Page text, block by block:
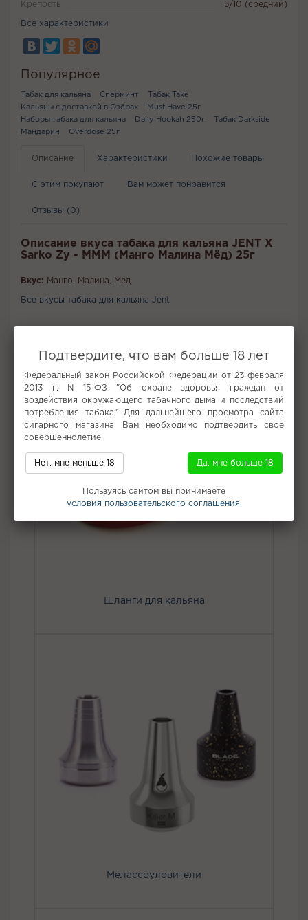
Крепость 5/10 (средний)
Все характеристики
Популярное
Табак для кальяна Сперминт
Табак Take
Кальяны с доставкой в Озёрах
Must Have 25г
Наборы табака для кальяна
Daily Hookah 250г
Табак Darkside
Мандарин
Overdose 25г
Описание Характеристики Похожие товары
С этим покупают Вам может понравится
Отзывы (0)
Описание вкуса табака для кальяна JENT X
Sarko Zy - MMM (Манго Малина Мёд) 25г
Вкус: Манго, Малина, Мед
Все вкусы табака для кальяна Jent
Шланги для кальяна
Мелассоуловители
Подтвердите, что вам больше 18 лет
Федеральный закон Российской Федерации от 23 февраля
2013 г. N 15-ФЗ "Об охране здоровья граждан от
воздействия окружающего табачного дыма и последствий
потребления табака" Для дальнейшего просмотра сайта
сигарного магазина, Вам необходимо подтвердить свое
совершеннолетие.
Нет, мне меньше 18 Да, мне больше 18
Пользуясь сайтом вы принимаете
условия пользовательского соглашения.